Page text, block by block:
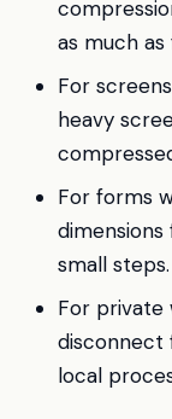
as much as
For
heavy
For forms
small steps.
For private
local